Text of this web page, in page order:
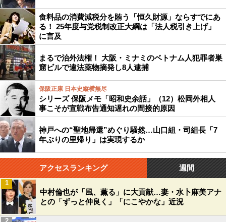
食料品の消費減税分を賄う「恒久財源」ならすでにあ
る！ 25年度与党税制改正大綱は「法人税引き上げ」
に言及
まるで治外法権！ 大阪・ミナミのベトナム人犯罪者巣
窟ビルで違法薬物摘発し8人逮捕
保阪正康 日本史縦横無尽
シリーズ 保阪メモ「昭和史余話」（12）松岡外相人
事こそが宣戦布告通知遅れの間接的原因
神戸への“聖地帰還”めぐり騒然…山口組・司組長「7
年ぶりの里帰り」は実現するか
アクセスランキング 週間
中村倫也が「風、薫る」に大貢献…妻・水卜麻美アナ
との「ずっと仲良く」「にこやかな」近況
1